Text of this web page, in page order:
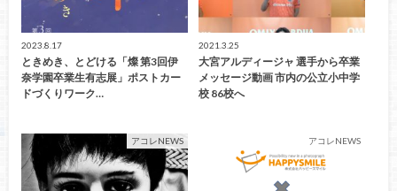
2023.8.17
ときめき、とどける「燦 第3回伊
奈学園卒業生有志展」ポストカー
ドづくりワーク…
2021.3.25
大宮アルディージャ 選手から卒業
メッセージ動画 市内の公立小中学
校 86校へ
アコレNEWS アコレNEWS